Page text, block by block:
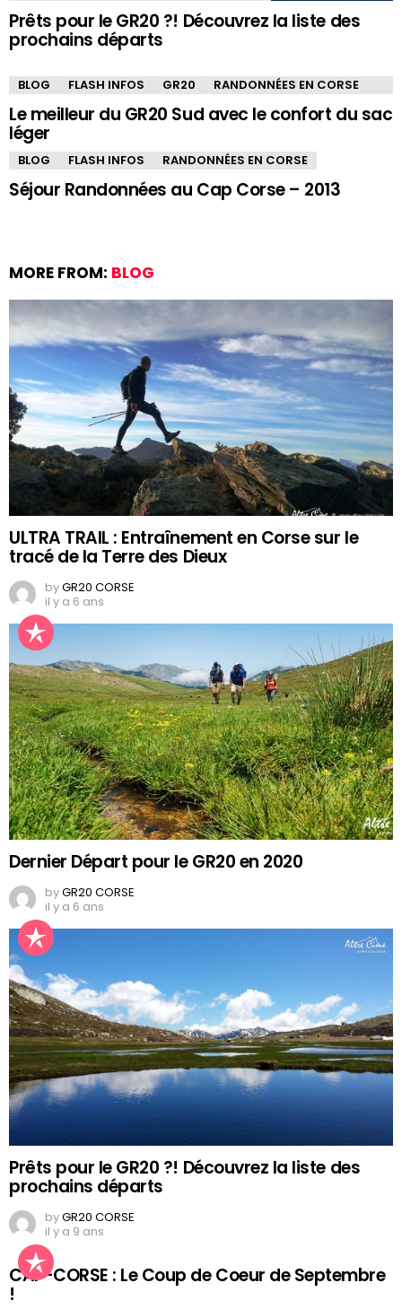
Prêts pour le GR20 ?! Découvrez la liste des
prochains départs
BLOG FLASH INFOS GR20 RANDONNÉES EN CORSE
Le meilleur du GR20 Sud avec le confort du sac
léger
BLOG FLASH INFOS RANDONNÉES EN CORSE
Séjour Randonnées au Cap Corse – 2013
MORE FROM: BLOG
ULTRA TRAIL : Entraînement en Corse sur le
tracé de la Terre des Dieux
byGR20 CORSE
il y a 6 ans
Dernier Départ pour le GR20 en 2020
byGR20 CORSE
il y a 6 ans
Prêts pour le GR20 ?! Découvrez la liste des
prochains départs
byGR20 CORSE
il y a 9 ans
CAP-CORSE : Le Coup de Coeur de Septembre
!